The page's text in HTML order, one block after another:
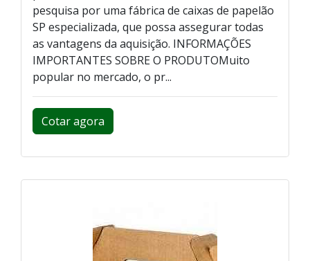
pesquisa por uma fábrica de caixas de papelão
SP especializada, que possa assegurar todas
as vantagens da aquisição. INFORMAÇÕES
IMPORTANTES SOBRE O PRODUTOMuito
popular no mercado, o pr...
Cotar agora